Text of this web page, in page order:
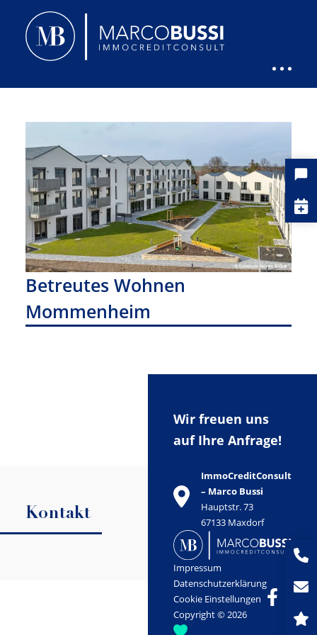
Betreutes Wohnen
Mommenheim
Kontakt
Wir freuen uns
auf Ihre Anfrage!
ImmoCreditConsult
– Marco Bussi
Hauptstr. 73
67133 Maxdorf
Impressum
Datenschutzerklärung
Cookie Einstellungen
Copyright © 2026